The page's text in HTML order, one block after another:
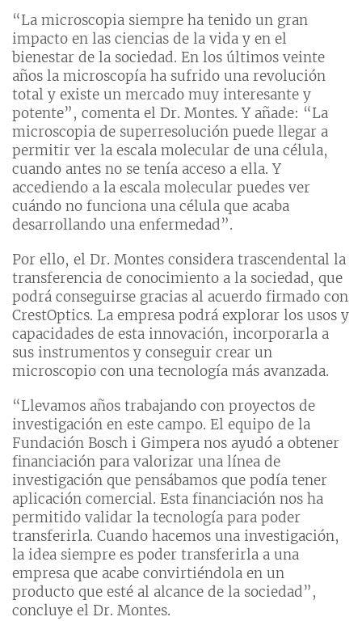
“La microscopia siempre ha tenido un gran
impacto en las ciencias de la vida y en el
bienestar de la sociedad. En los últimos veinte
años la microscopía ha sufrido una revolución
total y existe un mercado muy interesante y
potente”, comenta el Dr. Montes. Y añade: “La
microscopia de superresolución puede llegar a
permitir ver la escala molecular de una célula,
cuando antes no se tenía acceso a ella. Y
accediendo a la escala molecular puedes ver
cuándo no funciona una célula que acaba
desarrollando una enfermedad”.
Por ello, el Dr. Montes considera trascendental la
transferencia de conocimiento a la sociedad, que
podrá conseguirse gracias al acuerdo firmado con
CrestOptics. La empresa podrá explorar los usos y
capacidades de esta innovación, incorporarla a
sus instrumentos y conseguir crear un
microscopio con una tecnología más avanzada.
“Llevamos años trabajando con proyectos de
investigación en este campo. El equipo de la
Fundación Bosch i Gimpera nos ayudó a obtener
financiación para valorizar una línea de
investigación que pensábamos que podía tener
aplicación comercial. Esta financiación nos ha
permitido validar la tecnología para poder
transferirla. Cuando hacemos una investigación,
la idea siempre es poder transferirla a una
empresa que acabe convirtiéndola en un
producto que esté al alcance de la sociedad”,
concluye el Dr. Montes.